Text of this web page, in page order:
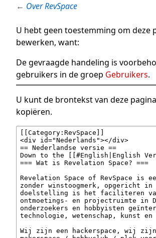
← Over RevSpace
U hebt geen toestemming om deze
bewerken, want:
De gevraagde handeling is
gebruikers in de groep Gebruikers.
U kunt de brontekst van deze
kopiëren.